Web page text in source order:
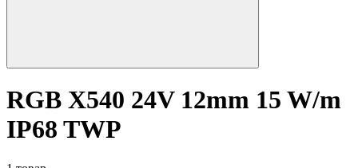
RGB X540 24V 12mm 15 W/m
IP68 TWP